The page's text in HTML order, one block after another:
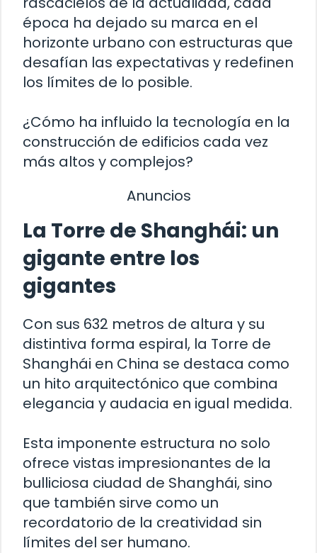
época ha dejado su marca en el
horizonte urbano con estructuras que
desafían las expectativas y redefinen
los límites de lo posible.
¿Cómo ha influido la tecnología en la
construcción de edificios cada vez
más altos y complejos?
Anuncios
La Torre de Shanghái: un
gigante entre los
gigantes
Con sus 632 metros de altura y su
distintiva forma espiral, la Torre de
Shanghái en China se destaca como
un hito arquitectónico que combina
elegancia y audacia en igual medida.
Esta imponente estructura no solo
ofrece vistas impresionantes de la
bulliciosa ciudad de Shanghái, sino
que también sirve como un
recordatorio de la creatividad sin
límites del ser humano.